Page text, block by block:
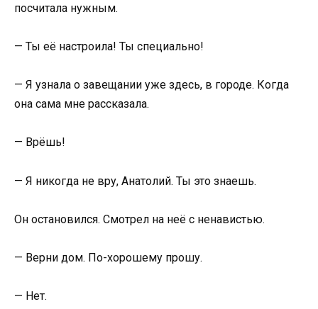
посчитала нужным.
— Ты её настроила! Ты специально!
— Я узнала о завещании уже здесь, в городе. Когда
она сама мне рассказала.
— Врёшь!
— Я никогда не вру, Анатолий. Ты это знаешь.
Он остановился. Смотрел на неё с ненавистью.
— Верни дом. По-хорошему прошу.
— Нет.